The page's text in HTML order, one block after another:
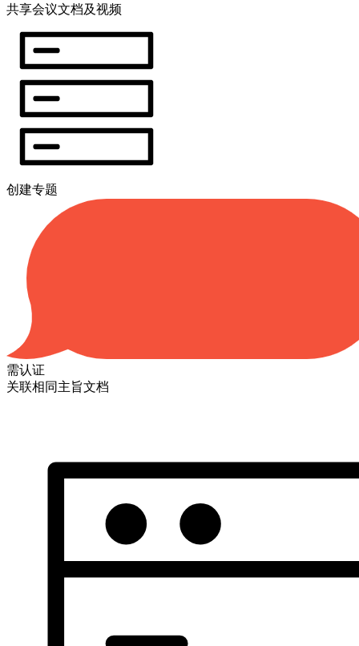
共享会议文档及视频
创建专题
需认证
关联相同主旨文档